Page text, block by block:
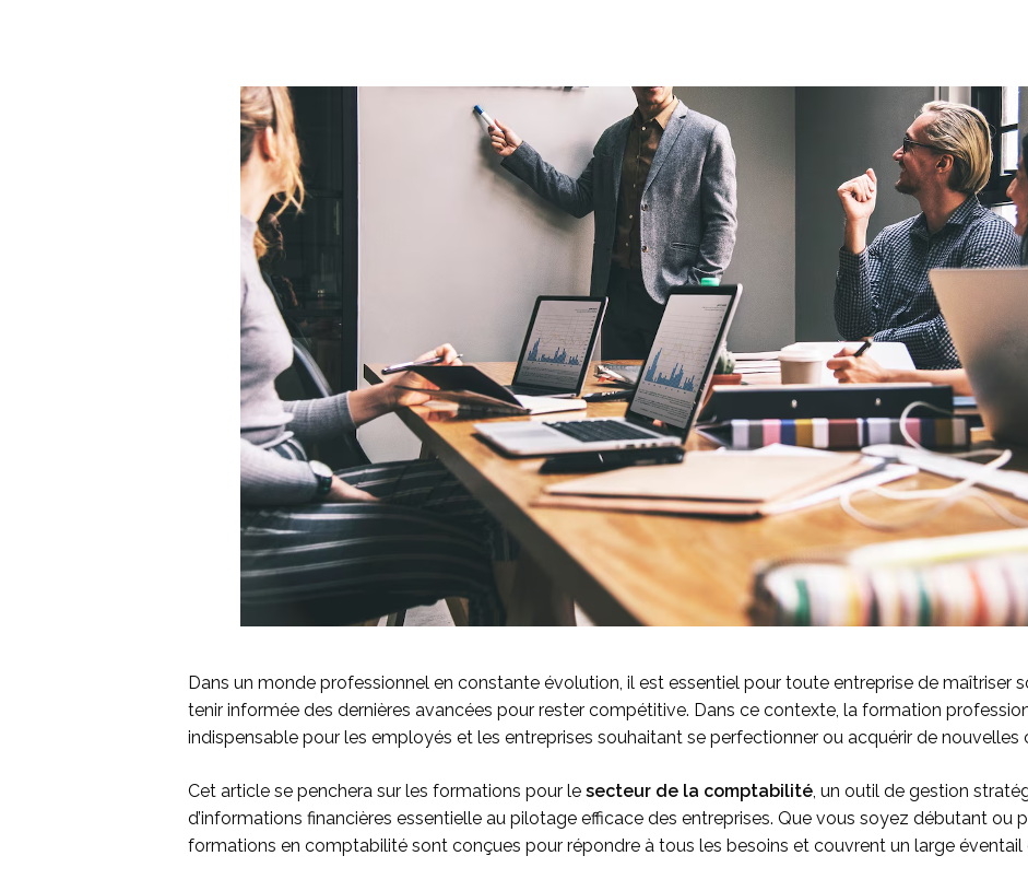
Dans un monde professionnel en constante évolution, il est essentiel pour toute entreprise de maîtriser
tenir informée des dernières avancées pour rester compétitive. Dans ce contexte, la formation
indispensable pour les employés et les entreprises souhaitant se perfectionner ou acquérir de nouvelles
Cet article se penchera sur les formations pour le secteur de la comptabilité, un outil de gestion
d’informations financières essentielle au pilotage efficace des entreprises. Que vous soyez débutant ou
formations en comptabilité sont conçues pour répondre à tous les besoins et couvrent un large éventail